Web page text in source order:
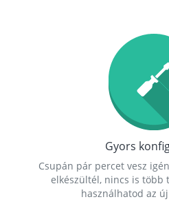
Gyors
Csupán pár percet vesz
elkészültél, nincs is több
használhatod az